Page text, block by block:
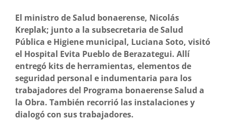
El ministro de Salud bonaerense, Nicolás
Kreplak; junto a la subsecretaria de Salud
Pública e Higiene municipal, Luciana Soto, visitó
el Hospital Evita Pueblo de Berazategui. Allí
entregó kits de herramientas, elementos de
seguridad personal e indumentaria para los
trabajadores del Programa bonaerense Salud a
la Obra. También recorrió las instalaciones y
dialogó con sus trabajadores.